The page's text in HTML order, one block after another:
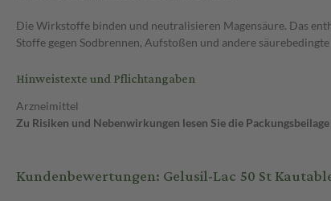
Die Wirkstoffe binden und neutralisieren Magensäure. Das
Stoffe gegen Sodbrennen, Aufstoßen und andere
Hinweistexte und Pflichtangaben
Arzneimittel
Zu Risiken und Nebenwirkungen lesen Sie die
Kundenbewertungen: Gelusil-Lac 50 St